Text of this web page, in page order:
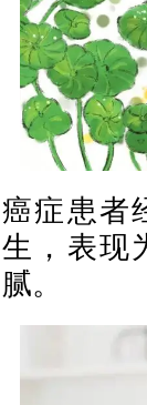
癌症患者
生，表现
腻。